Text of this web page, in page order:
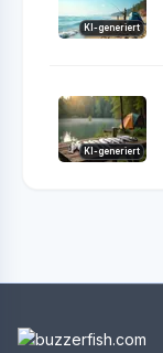
KI-generiert
KI-generiert